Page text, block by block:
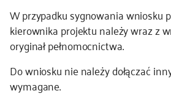
W przypadku sygnowania wniosku
kierownika projektu należy wraz z
oryginał pełnomocnictwa.
Do wniosku nie należy dołączać
wymagane.